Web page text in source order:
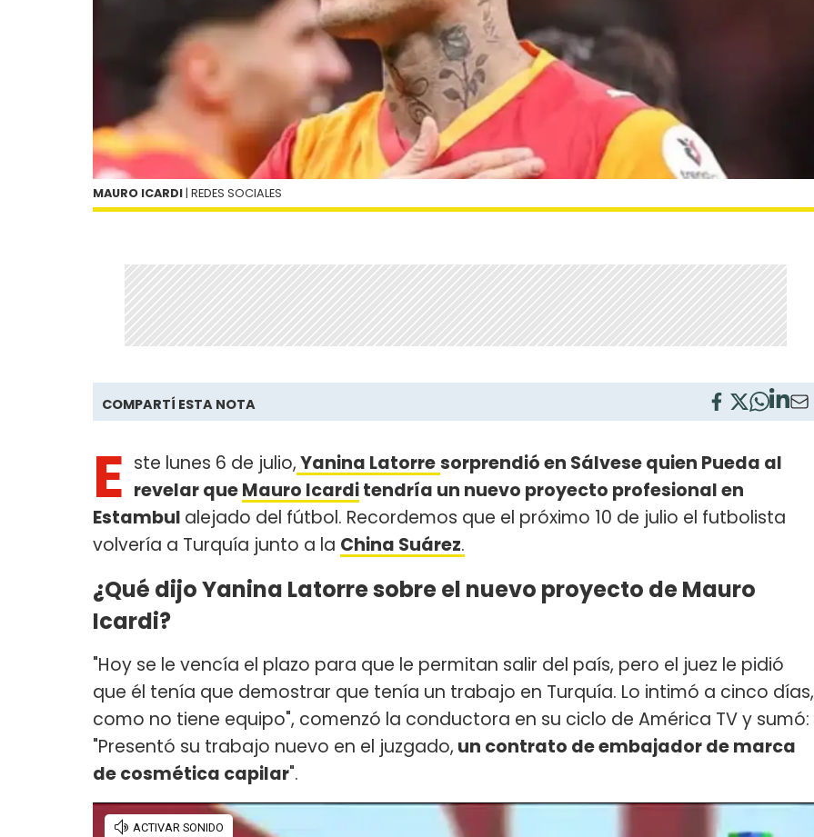
MAURO ICARDI | REDES SOCIALES
COMPARTÍ ESTA NOTA
E ste lunes 6 de julio,Yanina Latorresorprendió en Sálvese quien Pueda al
revelar queMauro Icarditendría un nuevo proyecto profesional en
Estambul alejado del fútbol. Recordemos que el próximo 10 de julio el futbolista
volvería a Turquía junto a la China Suárez.
¿Qué dijo Yanina Latorre sobre el nuevo proyecto de Mauro
Icardi?
"Hoy se le vencía el plazo para que le permitan salir del país, pero el juez le pidió
que él tenía que demostrar que tenía un trabajo en Turquía. Lo intimó a cinco días,
como no tiene equipo", comenzó la conductora en su ciclo de América TV y sumó:
"Presentó su trabajo nuevo en el juzgado, un contrato de embajador de marca
de cosmética capilar".